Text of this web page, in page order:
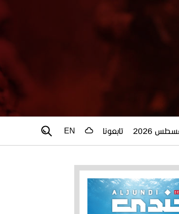
تابعونا EN